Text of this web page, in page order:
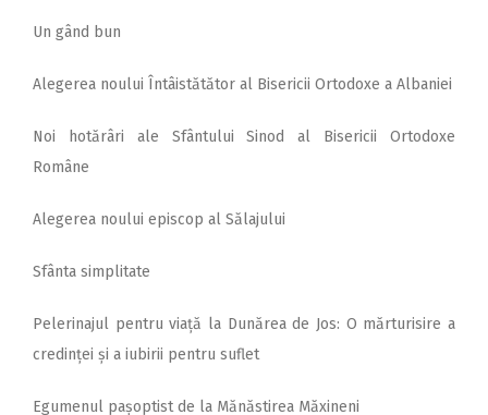
Un gând bun
Alegerea noului Întâistătător al Bisericii Ortodoxe a Albaniei
Noi hotărâri ale Sfântului Sinod al Bisericii Ortodoxe
Române
Alegerea noului episcop al Sălajului
Sfânta simplitate
Pelerinajul pentru viață la Dunărea de Jos: O mărturisire a
credinței și a iubirii pentru suflet
Egumenul pașoptist de la Mănăstirea Măxineni